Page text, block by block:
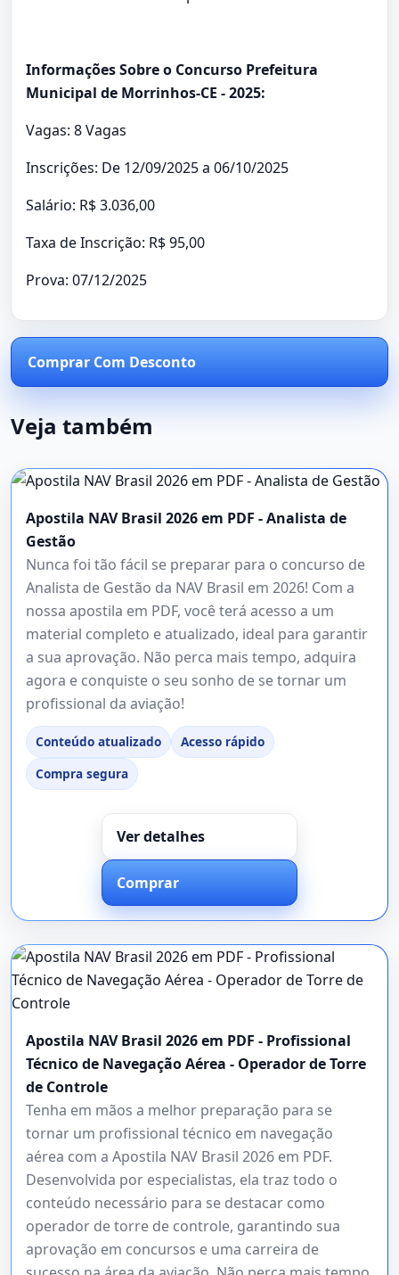
Informações Sobre o Concurso Prefeitura
Municipal de Morrinhos-CE - 2025:
Vagas: 8 Vagas
Inscrições: De 12/09/2025 a 06/10/2025
Salário: R$ 3.036,00
Taxa de Inscrição: R$ 95,00
Prova: 07/12/2025
Comprar Com Desconto
Veja também
Apostila NAV Brasil 2026 em PDF - Analista de
Gestão
Nunca foi tão fácil se preparar para o concurso de
Analista de Gestão da NAV Brasil em 2026! Com a
nossa apostila em PDF, você terá acesso a um
material completo e atualizado, ideal para garantir
a sua aprovação. Não perca mais tempo, adquira
agora e conquiste o seu sonho de se tornar um
profissional da aviação!
Conteúdo atualizado
Acesso rápido
Compra segura
Ver detalhes
Comprar
Apostila NAV Brasil 2026 em PDF - Profissional
Técnico de Navegação Aérea - Operador de Torre
de Controle
Tenha em mãos a melhor preparação para se
tornar um profissional técnico em navegação
aérea com a Apostila NAV Brasil 2026 em PDF.
Desenvolvida por especialistas, ela traz todo o
conteúdo necessário para se destacar como
operador de torre de controle, garantindo sua
aprovação em concursos e uma carreira de